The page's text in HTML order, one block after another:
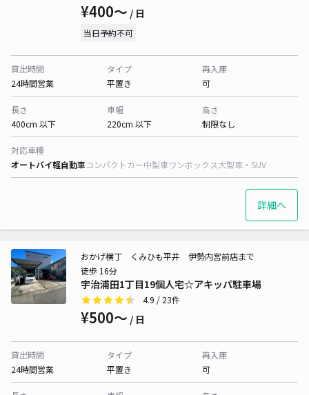
¥400〜 / 日
当日予約不可
貸出時間
24時間営業
タイプ
平置き
再入庫
可
長さ
400cm 以下
車幅
220cm 以下
高さ
制限なし
対応車種
オートバイ軽自動車コンパクトカー中型車ワンボックス大型車・SUV
詳細へ
宇治浦田1丁目19個人宅☆アキッパ駐車場
おかげ横丁 くみひも平井 伊勢内宮前店まで
徒歩 16分
4.9 / 23件
¥500〜 / 日
貸出時間
24時間営業
タイプ
平置き
再入庫
可